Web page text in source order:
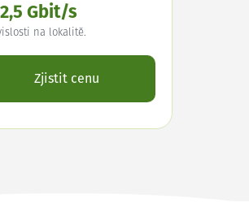
Gbit/s
na lokalitě.
Zjistit cenu